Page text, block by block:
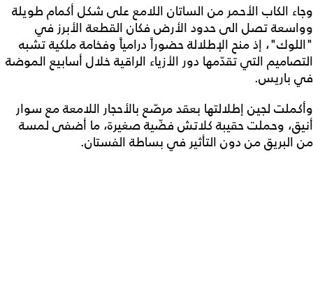
وجاء الكاب الأحمر من الساتان اللامع على شكل أكمام طويلة
وواسعة تصل الى حدود الأرض فكان القطعة الأبرز في
"اللوك"، إذ منح الإطلالة حضوراً درامياً وفخامة ملكية تشبه
التصاميم التي تقدّمها دور الأزياء الراقية خلال أسابيع الموضة
في باريس.
وأكملت لجين إطلالتها بعقد مرصّع بالأحجار اللامعة مع سوار
أنيق، وحملت حقيبة كلاتش فضّية صغيرة، ما أضفى لمسة
من البريق من دون التأثير في بساطة الفستان.